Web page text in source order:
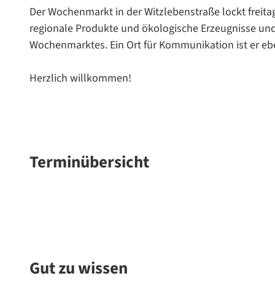
Der Wochenmarkt in der Witzlebenstraße lockt
regionale Produkte und ökologische Erzeugnisse
Wochenmarktes. Ein Ort für Kommunikation ist er
Herzlich willkommen!
Terminübersicht
Gut zu wissen